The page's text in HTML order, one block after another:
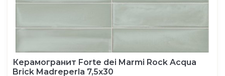
Керамогранит Forte dei Marmi Rock Acqua
Brick Madreperla 7,5x30